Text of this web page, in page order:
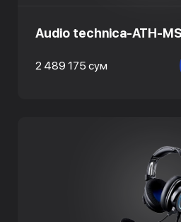
Audio technica-ATH-
2 489 175 сум